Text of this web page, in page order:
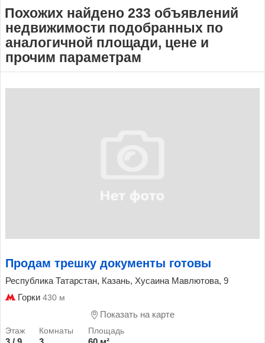
Похожих найдено 233 объявлений
недвижимости подобранных по
аналогичной площади, цене и
прочим параметрам
Продам трешку документы готовы
Республика Татарстан, Казань, Хусаина Мавлютова, 9
Горки 430 м
Показать на карте